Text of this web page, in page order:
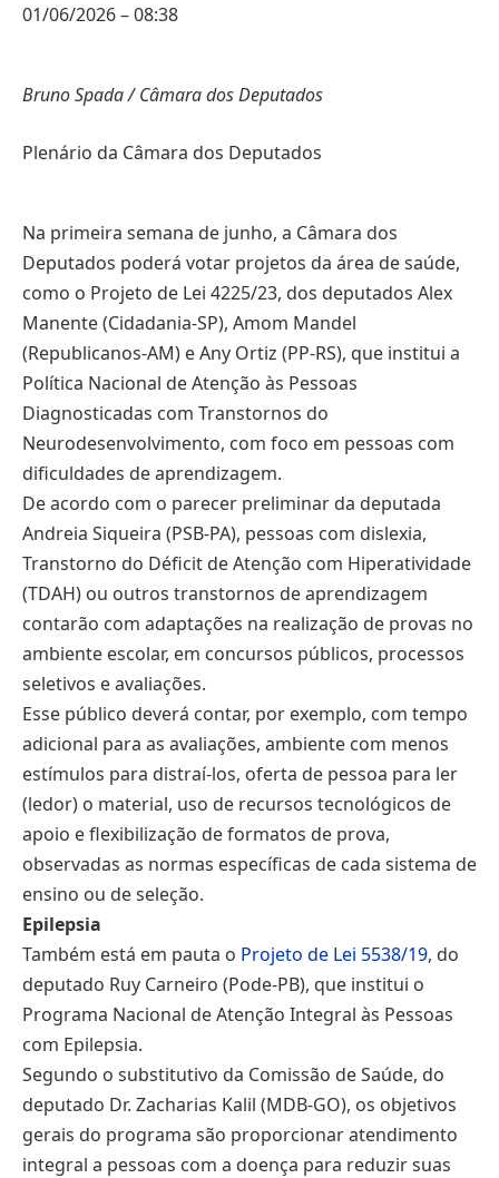
01/06/2026 – 08:38
Bruno Spada / Câmara dos Deputados
Plenário da Câmara dos Deputados
Na primeira semana de junho, a Câmara dos
Deputados poderá votar projetos da área de saúde,
como o Projeto de Lei 4225/23, dos deputados Alex
Manente (Cidadania-SP), Amom Mandel
(Republicanos-AM) e Any Ortiz (PP-RS), que institui a
Política Nacional de Atenção às Pessoas
Diagnosticadas com Transtornos do
Neurodesenvolvimento, com foco em pessoas com
dificuldades de aprendizagem.
De acordo com o parecer preliminar da deputada
Andreia Siqueira (PSB-PA), pessoas com dislexia,
Transtorno do Déficit de Atenção com Hiperatividade
(TDAH) ou outros transtornos de aprendizagem
contarão com adaptações na realização de provas no
ambiente escolar, em concursos públicos, processos
seletivos e avaliações.
Esse público deverá contar, por exemplo, com tempo
adicional para as avaliações, ambiente com menos
estímulos para distraí-los, oferta de pessoa para ler
(ledor) o material, uso de recursos tecnológicos de
apoio e flexibilização de formatos de prova,
observadas as normas específicas de cada sistema de
ensino ou de seleção.
Epilepsia
Também está em pauta o Projeto de Lei 5538/19, do
deputado Ruy Carneiro (Pode-PB), que institui o
Programa Nacional de Atenção Integral às Pessoas
com Epilepsia.
Segundo o substitutivo da Comissão de Saúde, do
deputado Dr. Zacharias Kalil (MDB-GO), os objetivos
gerais do programa são proporcionar atendimento
integral a pessoas com a doença para reduzir suas